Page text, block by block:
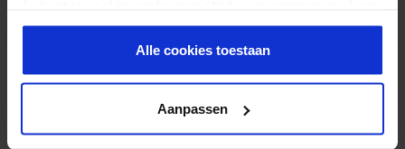
er meer over in onsprivacy beleid.
Alle cookies toestaan
Aanpassen
◗ Reißen Sie das Trennpapier des ersten kleinen I-Tapes
(schwarze Farbe) in der Mitte durch und spannen Sie das
Tape.